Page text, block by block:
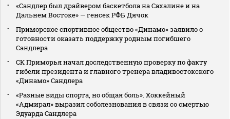
«Сандлер был драйвером баскетбола на Сахалине и на
Дальнем Востоке» — генсек РФБ Дячок
Приморское спортивное общество «Динамо» заявило о
готовности оказать поддержку родным погибшего
Сандлера
СК Приморья начал доследственную проверку по факту
гибели президента и главного тренера владивостокского
«Динамо» Сандлера
«Разные виды спорта, но общая боль». Хоккейный
«Адмирал» выразил соболезнования в связи со смертью
Эдуарда Сандлера